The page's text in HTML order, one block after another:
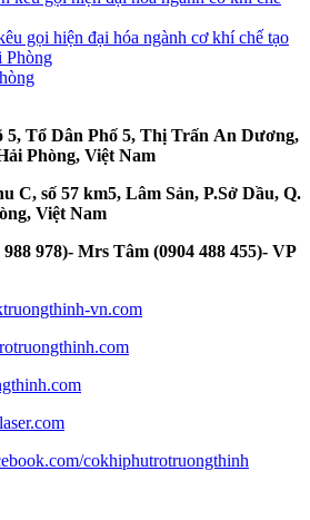
gọi hiện đại hóa ngành cơ khí chế tạo
5, Tổ Dân Phố 5, Thị Trấn An Dương,
Phòng, Việt Nam
C, số 57 km5, Lâm Sản, P.Sở Dầu, Q.
Việt Nam
978)- Mrs Tâm (0904 488 455)- VP
vn.com
cokhiphutrotruongthinh